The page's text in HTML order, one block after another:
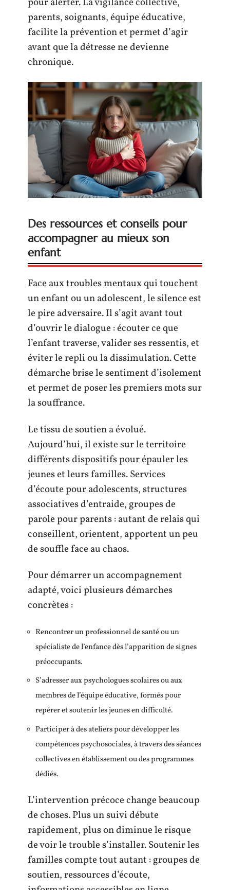
parents, soignants, équipe éducative,
facilite la prévention et permet d’agir
avant que la détresse ne devienne
chronique.
Des ressources et conseils pour
accompagner au mieux son
enfant
Face aux troubles mentaux qui touchent
un enfant ou un adolescent, le silence est
le pire adversaire. Il s’agit avant tout
d’ouvrir le dialogue : écouter ce que
l’enfant traverse, valider ses ressentis, et
éviter le repli ou la dissimulation. Cette
démarche brise le sentiment d’isolement
et permet de poser les premiers mots sur
la souffrance.
Le tissu de soutien a évolué.
Aujourd’hui, il existe sur le territoire
différents dispositifs pour épauler les
jeunes et leurs familles. Services
d’écoute pour adolescents, structures
associatives d’entraide, groupes de
parole pour parents : autant de relais qui
conseillent, orientent, apportent un peu
de souffle face au chaos.
Pour démarrer un accompagnement
adapté, voici plusieurs démarches
concrètes :
Rencontrer un professionnel de santé ou un
spécialiste de l’enfance dès l’apparition de signes
préoccupants.
S’adresser aux psychologues scolaires ou aux
membres de l’équipe éducative, formés pour
repérer et soutenir les jeunes en difficulté.
Participer à des ateliers pour développer les
compétences psychosociales, à travers des séances
collectives en établissement ou des programmes
dédiés.
L’intervention précoce change beaucoup
de choses. Plus un suivi débute
rapidement, plus on diminue le risque
de voir le trouble s’installer. Soutenir les
familles compte tout autant : groupes de
soutien, ressources d’écoute,